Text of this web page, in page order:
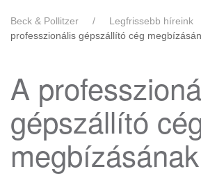
Beck & Pollitzer Legfrissebb híreink
professzionális gépszállító cég
A
gépszállító